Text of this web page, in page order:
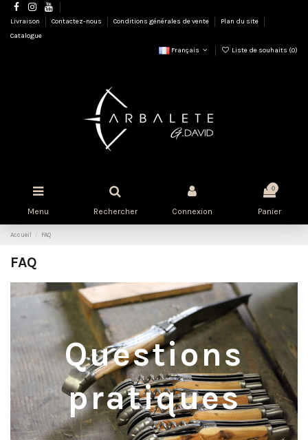
Livraison Contactez-nous Conditions générales de vente
Plan du site
Catalogue
Français
Liste de souhaits (0)
Menu Rechercher Connexion
0
Panier
Accueil FAQ
FAQ
Questions
pratiques